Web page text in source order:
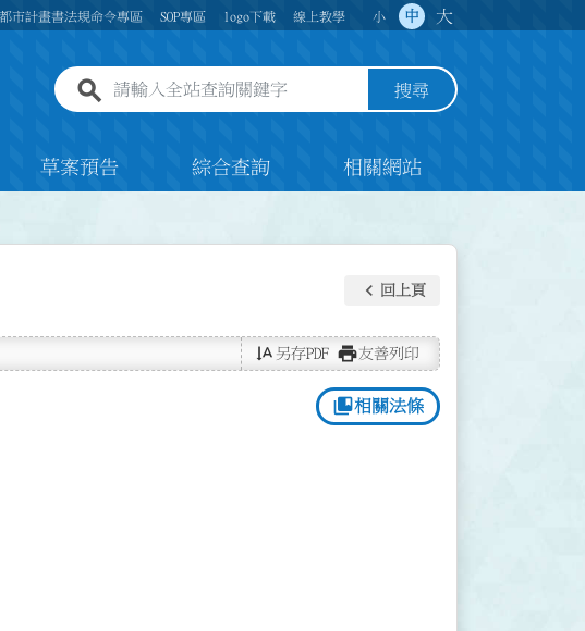
都市計畫書法規命令專區 SOP專區 logo下載 線上教學 小 中 大
全站查詢關鍵字欄位 搜尋
草案預告 綜合查詢 相關網站
keyboard_arrow_left 回上頁
text_rotate_vertical 另存PDF print友善列印
collections_bookmark相關法條